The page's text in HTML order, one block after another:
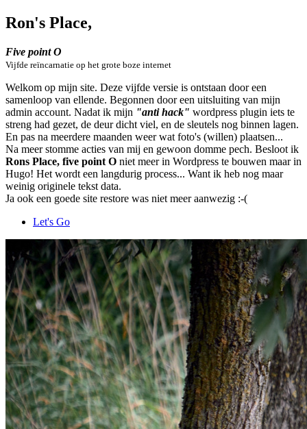
Ron's Place,
Five point O
Vijfde reïncarnatie op het grote boze internet
Welkom op mijn site. Deze vijfde versie is ontstaan door een
samenloop van ellende. Begonnen door een uitsluiting van mijn
admin account. Nadat ik mijn "anti hack" wordpress plugin iets te
streng had gezet, de deur dicht viel, en de sleutels nog binnen lagen.
En pas na meerdere maanden weer wat foto's (willen) plaatsen...
Na meer stomme acties van mij en gewoon domme pech. Besloot ik
Rons Place, five point O niet meer in Wordpress te bouwen maar in
Hugo! Het wordt een langdurig process... Want ik heb nog maar
weinig originele tekst data.
Ja ook een goede site restore was niet meer aanwezig :-(
Let's Go